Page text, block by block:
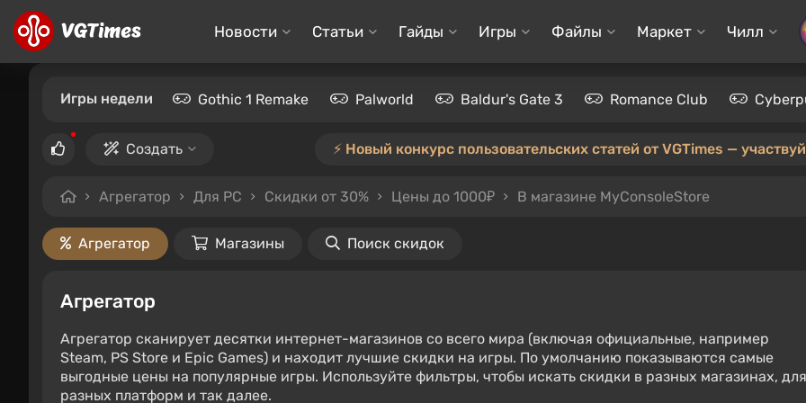
Новости Статьи Гайды Игры Файлы Маркет Чилл
Игры недели Gothic 1 Remake Palworld Baldur's Gate 3 Romance Club
Создать ⚡️ Новый конкурс пользовательских статей от VGTimes —
Агрегатор Для PC Скидки от 30% Цены до 1000₽ В магазине MyConsoleStore
Агрегатор Магазины Поиск скидок
Агрегатор
Агрегатор сканирует десятки интернет-магазинов со всего мира (включая официальные, например
Steam, PS Store и Epic Games) и находит лучшие скидки на игры. По умолчанию показываются самые
выгодные цены на популярные игры. Используйте фильтры, чтобы искать скидки в разных магазинах, для
разных платформ и так далее.